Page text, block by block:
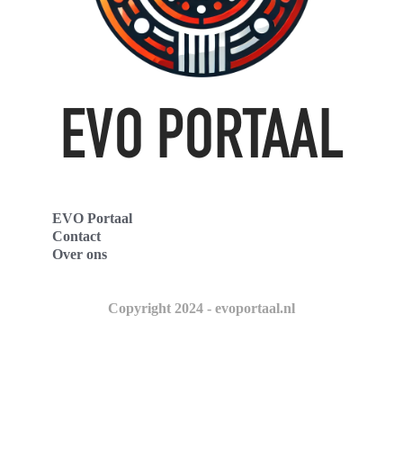
EVO Portaal
Contact
Over ons
Copyright 2024 - evoportaal.nl